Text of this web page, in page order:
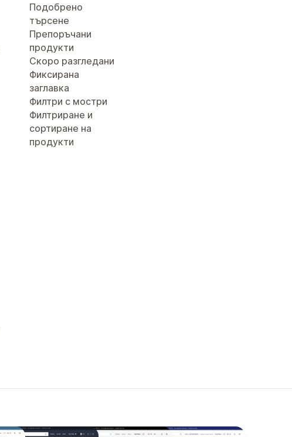
Подобрено
търсене
Препоръчани
продукти
Скоро разгледани
Фиксирана
заглавка
Филтри с мостри
Филтриране и
сортиране на
продукти